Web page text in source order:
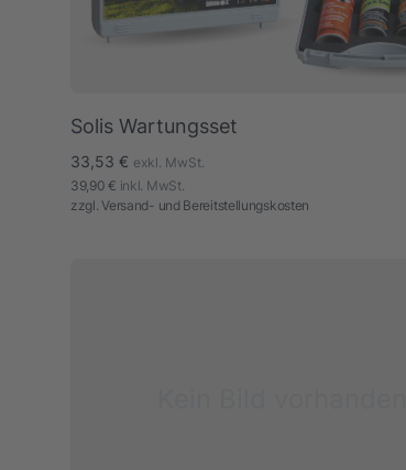
Solis Wartungsset
33,53 € exkl. MwSt.
39,90 € inkl. MwSt.
zzgl.Versand- und Bereitstellungskosten